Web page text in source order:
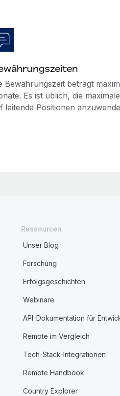
Bewährungszeit beträgt
Es ist üblich, die
leitende Positionen
Ressourcen
Unser Blog
Forschung
Erfolgsgeschichten
Webinare
API-Dokumentation für
Remote im Vergleich
Tech-Stack-Integrationen
Remote Handbook
Country Explorer